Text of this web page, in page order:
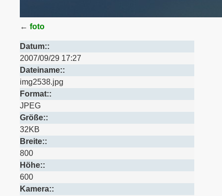
← foto
Datum::
2007/09/29 17:27
Dateiname::
img2538.jpg
Format::
JPEG
Größe::
32KB
Breite::
800
Höhe::
600
Kamera::